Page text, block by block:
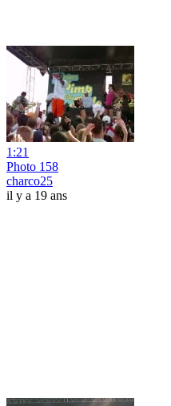
1:21
Photo 158
charco25
il y a 19 ans